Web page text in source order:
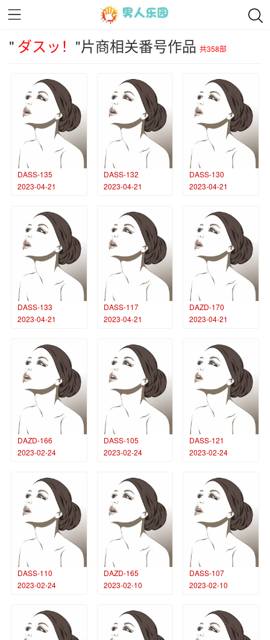
" ダスッ！ "片商相关番号作品 共358部
DASS-135
2023-04-21
DASS-132
2023-04-21
DASS-130
2023-04-21
DASS-133
2023-04-21
DASS-117
2023-04-21
DAZD-170
2023-04-21
DAZD-166
2023-02-24
DASS-105
2023-02-24
DASS-121
2023-02-24
DASS-110
2023-02-24
DAZD-165
2023-02-10
DASS-107
2023-02-10